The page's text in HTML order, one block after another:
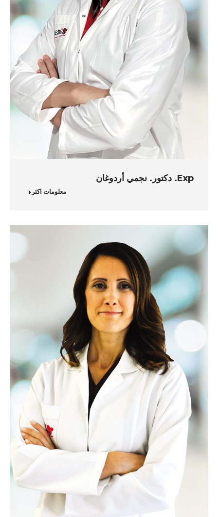
Exp. دكتور. نجمي أردوغان
معلومات اكثر